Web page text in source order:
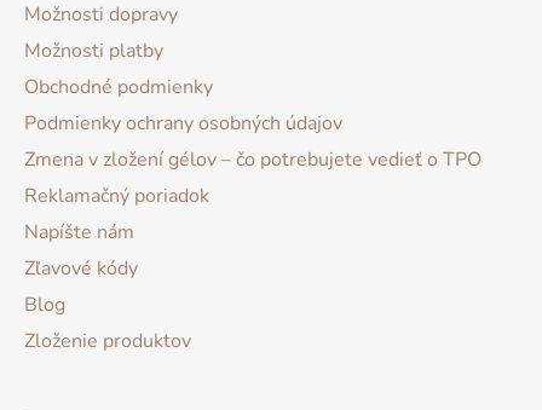
Možnosti dopravy
Možnosti platby
Obchodné podmienky
Podmienky ochrany osobných údajov
Zmena v zložení gélov – čo potrebujete vedieť o TPO
Reklamačný poriadok
Napíšte nám
Zľavové kódy
Blog
Zloženie produktov